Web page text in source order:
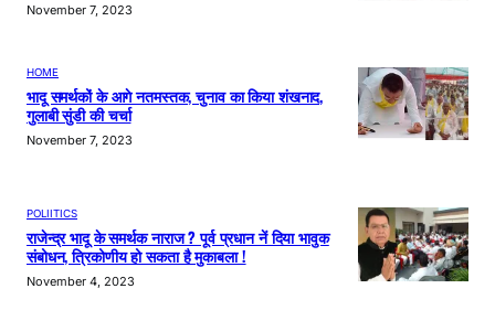
November 7, 2023
HOME
भादू समर्थकों के आगे नतमस्तक, चुनाव का किया शंखनाद,
गुलाबी सुंडी की चर्चा
November 7, 2023
POLIITICS
राजेन्द्र भादू के समर्थक नाराज ? पूर्व प्रधान नें दिया भावुक
संबोधन, त्रिकोणीय हो सकता है मुकाबला !
November 4, 2023